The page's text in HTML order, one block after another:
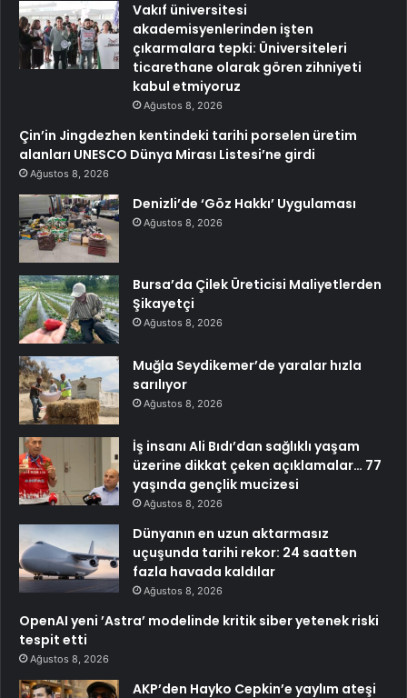
Vakıf üniversitesi
akademisyenlerinden işten
çıkarmalara tepki: Üniversiteleri
ticarethane olarak gören zihniyeti
kabul etmiyoruz
Ağustos 8, 2026
Çin’in Jingdezhen kentindeki tarihi porselen üretim
alanları UNESCO Dünya Mirası Listesi’ne girdi
Ağustos 8, 2026
Denizli’de ‘Göz Hakkı’ Uygulaması
Ağustos 8, 2026
Bursa’da Çilek Üreticisi Maliyetlerden
Şikayetçi
Ağustos 8, 2026
Muğla Seydikemer’de yaralar hızla
sarılıyor
Ağustos 8, 2026
İş insanı Ali Bıdı’dan sağlıklı yaşam
üzerine dikkat çeken açıklamalar… 77
yaşında gençlik mucizesi
Ağustos 8, 2026
Dünyanın en uzun aktarmasız
uçuşunda tarihi rekor: 24 saatten
fazla havada kaldılar
Ağustos 8, 2026
OpenAI yeni ’Astra’ modelinde kritik siber yetenek riski
tespit etti
Ağustos 8, 2026
AKP’den Hayko Cepkin’e yaylım ateşi